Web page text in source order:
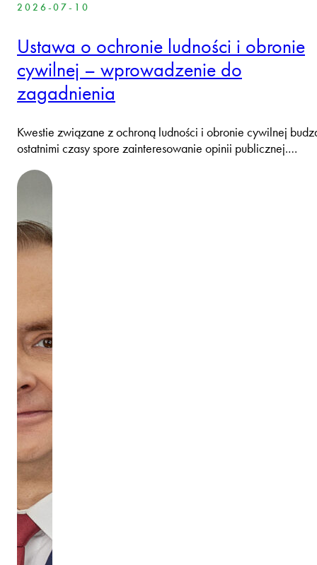
2026-07-10
Ustawa o ochronie ludności i obronie
cywilnej – wprowadzenie do
zagadnienia
Kwestie związane z ochroną ludności i obronie cywilnej
ostatnimi czasy spore zainteresowanie opinii publicznej.…